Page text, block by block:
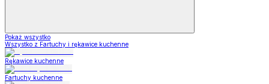
Pokaż wszystko
Wszystko z Fartuchy i rękawice kuchenne
Rękawice kuchenne
Fartuchy kuchenne